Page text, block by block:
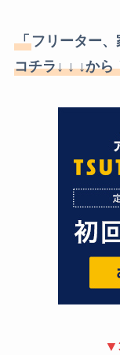
「フリーター、
コチラ↓ ↓ ↓から
▼